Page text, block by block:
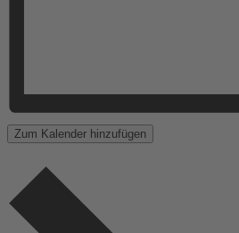
Zum Kalender hinzufügen